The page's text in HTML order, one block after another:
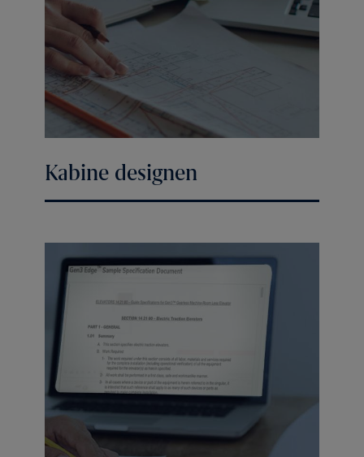
Kabine designen